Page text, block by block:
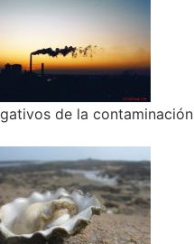
de la contaminación